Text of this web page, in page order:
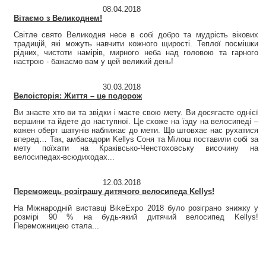
08.04.2018
Вітаємо з Великоднем!
Світле свято Великодня несе в собі добро та мудрість вікових
традицій, які можуть навчити кожного щирості. Теплої посмішки
рідних, чистоти намірів, мирного неба над головою та гарного
настрою - бажаємо вам у цей великий день!
30.03.2018
Велоісторія: Життя – це подорож
Ви знаєте хто ви та звідки і маєте свою мету. Ви досягаєте однієї
вершини та йдете до наступної. Це схоже на їзду на велосипеді –
кожен оберт шатунів наближає до мети. Що штовхає нас рухатися
вперед… Так, амбасадори Kellys Соня та Мілош поставили собі за
мету поїхати на Краківсько-Ченстоховську височину на
велосипедах-всюдиходах...
12.03.2018
Переможець розіграшу дитячого велосипеда Kellys!
На Міжнародній виставці BikeExpo 2018 було розіграно знижку у
розмірі 90 % на будь-який дитячий велосипед Kellys!
Переможницею стала...